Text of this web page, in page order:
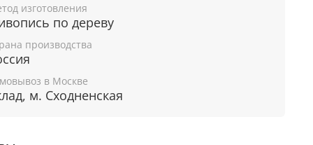
монахов, музыкантов и
в земледелии, дарование богатого
в начале нового дела, открытии
или предприятия.
изготовления
по дереву
производства
в Москве
м. Сходненская